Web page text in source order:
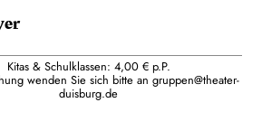
Kitas & Schulklassen: 4,00 € p.P.
wenden Sie sich bitte an gruppen@theater-
duisburg.de